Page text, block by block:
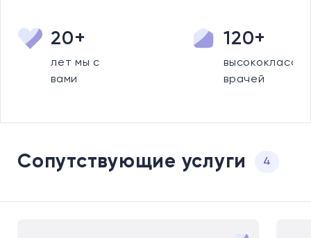
20+
лет мы с
вами
120+
врачей
Сопутствующие услуги 4